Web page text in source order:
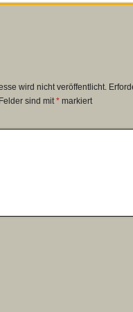
wird nicht veröffentlicht.
Felder sind mit* markiert